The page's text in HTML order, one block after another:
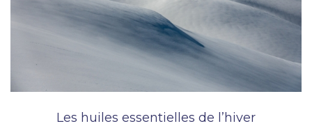
Les huiles essentielles de l’hiver